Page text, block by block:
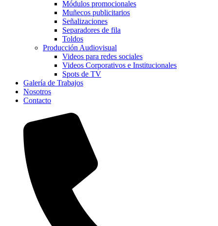
Módulos promocionales
Muñecos publicitarios
Señalizaciones
Separadores de fila
Toldos
Producción Audiovisual
Videos para redes sociales
Videos Corporativos e Institucionales
Spots de TV
Galería de Trabajos
Nosotros
Contacto